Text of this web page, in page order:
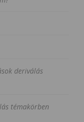
deriválás
témakörben